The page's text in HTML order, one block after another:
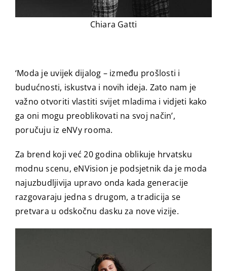
Chiara Gatti
‘Moda je uvijek dijalog – između prošlosti i
budućnosti, iskustva i novih ideja. Zato nam je
važno otvoriti vlastiti svijet mladima i vidjeti kako
ga oni mogu preoblikovati na svoj način’,
poručuju iz eNVy rooma.
Za brend koji već 20 godina oblikuje hrvatsku
modnu scenu, eNVision je podsjetnik da je moda
najuzbudljivija upravo onda kada generacije
razgovaraju jedna s drugom, a tradicija se
pretvara u odskočnu dasku za nove vizije.